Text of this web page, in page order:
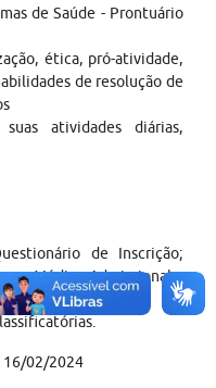
de Saúde - Prontuário
ética, pró-atividade,
de resolução de
atividades diárias,
de Inscrição;
Médico Admissional e
16/02/2024